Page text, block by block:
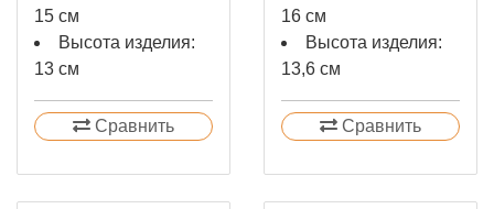
15 см
Высота изделия:
13 см
Сравнить
16 см
Высота изделия:
13,6 см
Сравнить